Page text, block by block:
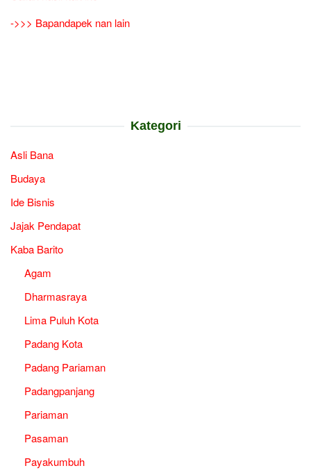
->>> Bapandapek nan lain
Kategori
Asli Bana
Budaya
Ide Bisnis
Jajak Pendapat
Kaba Barito
Agam
Dharmasraya
Lima Puluh Kota
Padang Kota
Padang Pariaman
Padangpanjang
Pariaman
Pasaman
Payakumbuh